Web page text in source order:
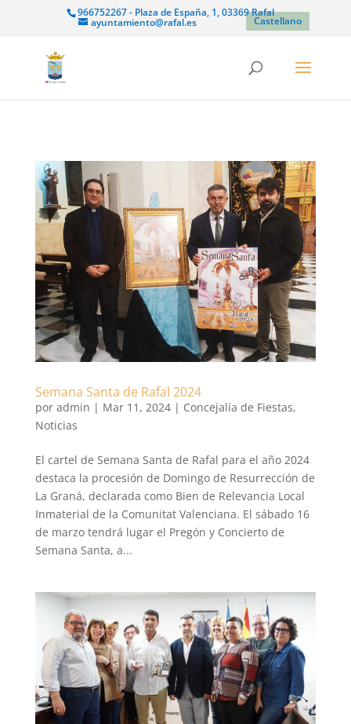
966752267 - Plaza de España, 1, 03369 Rafal
ayuntamiento@rafal.es Castellano
Semana Santa de Rafal 2024
por admin | Mar 11, 2024| Concejalía de Fiestas,
Noticias
El cartel de Semana Santa de Rafal para el año 2024
destaca la procesión de Domingo de Resurrección de
La Graná, declarada como Bien de Relevancia Local
Inmaterial de la Comunitat Valenciana. El sábado 16
de marzo tendrá lugar el Pregón y Concierto de
Semana Santa, a...